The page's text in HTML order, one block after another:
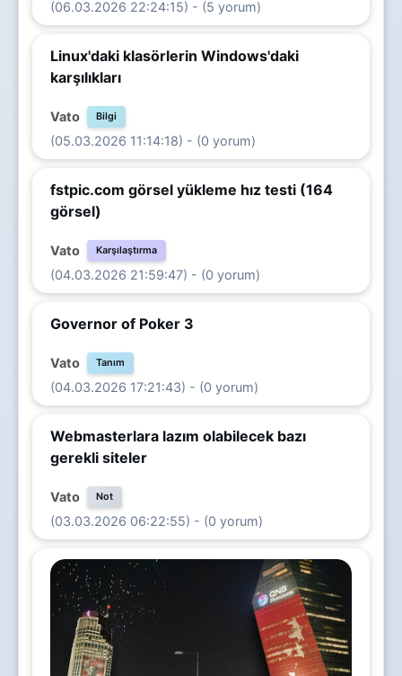
(06.03.2026 22:24:15) - (5 yorum)
Linux'daki klasörlerin Windows'daki
karşılıkları
Vato Bilgi
(05.03.2026 11:14:18) - (0 yorum)
fstpic.com görsel yükleme hız testi (164
görsel)
Vato Karşılaştırma
(04.03.2026 21:59:47) - (0 yorum)
Governor of Poker 3
Vato Tanım
(04.03.2026 17:21:43) - (0 yorum)
Webmasterlara lazım olabilecek bazı
gerekli siteler
Vato Not
(03.03.2026 06:22:55) - (0 yorum)